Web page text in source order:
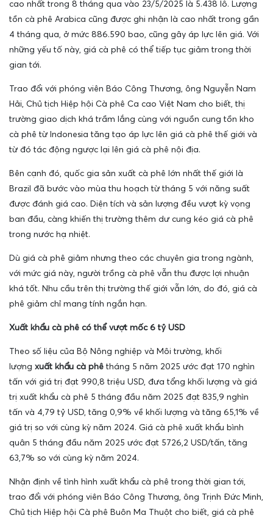
cao nhất trong 8 tháng qua vào 23/5/2025 là 5.438 lô. Lượng
tồn cà phê Arabica cũng được ghi nhận là cao nhất trong gần
4 tháng qua, ở mức 886.590 bao, cũng gây áp lực lên giá. Với
những yếu tố này, giá cà phê có thể tiếp tục giảm trong thời
gian tới.
Trao đổi với phóng viên Báo Công Thương, ông Nguyễn Nam
Hải, Chủ tịch Hiệp hội Cà phê Ca cao Việt Nam cho biết, thị
trường giao dịch khá trầm lắng cùng với nguồn cung tồn kho
cà phê từ Indonesia tăng tạo áp lực lên giá cà phê thế giới và
từ đó tác động ngược lại lên giá cà phê nội địa.
Bên cạnh đó, quốc gia sản xuất cà phê lớn nhất thế giới là
Brazil đã bước vào mùa thu hoạch từ tháng 5 với năng suất
được đánh giá cao. Diện tích và sản lượng đều vượt kỳ vọng
ban đầu, càng khiến thị trường thêm dư cung kéo giá cà phê
trong nước hạ nhiệt.
Dù giá cà phê giảm nhưng theo các chuyên gia trong ngành,
với mức giá này, người trồng cà phê vẫn thu được lợi nhuận
khá tốt. Nhu cầu trên thị trường thế giới vẫn lớn, do đó, giá cà
phê giảm chỉ mang tính ngắn hạn.
Xuất khẩu cà phê có thể vượt mốc 6 tỷ USD
Theo số liệu của Bộ Nông nghiệp và Môi trường, khối
lượng xuất khẩu cà phê tháng 5 năm 2025 ước đạt 170 nghìn
tấn với giá trị đạt 990,8 triệu USD, đưa tổng khối lượng và giá
trị xuất khẩu cà phê 5 tháng đầu năm 2025 đạt 835,9 nghìn
tấn và 4,79 tỷ USD, tăng 0,9% về khối lượng và tăng 65,1% về
giá trị so với cùng kỳ năm 2024. Giá cà phê xuất khẩu bình
quân 5 tháng đầu năm 2025 ước đạt 5726,2 USD/tấn, tăng
63,7% so với cùng kỳ năm 2024.
Nhận định về tình hình xuất khẩu cà phê trong thời gian tới,
trao đổi với phóng viên Báo Công Thương, ông Trịnh Đức Minh,
Chủ tịch Hiệp hội Cà phê Buôn Ma Thuột cho biết, giá cà phê